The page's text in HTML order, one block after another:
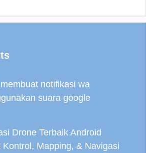
notifikasi wa
suara google
Drone Terbaik Android
Kontrol, Mapping, & Navigasi